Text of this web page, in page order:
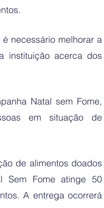
necessário melhorar a
instituição acerca dos
Natal sem Fome,
em situação de
de alimentos doados
Sem Fome atinge 50
A entrega ocorrerá